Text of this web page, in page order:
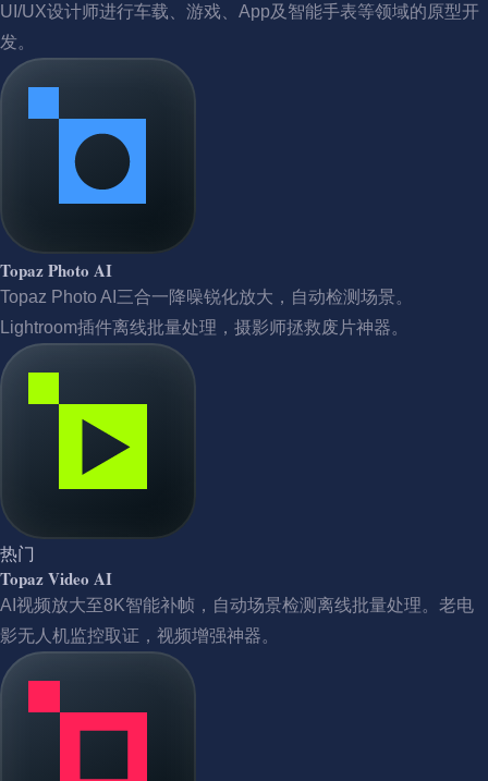
UI/UX设计师进行车载、游戏、App及智能手表等领域的原型开
发。
Topaz Photo AI
Topaz Photo AI三合一降噪锐化放大，自动检测场景。
Lightroom插件离线批量处理，摄影师拯救废片神器。
热门
Topaz Video AI
AI视频放大至8K智能补帧，自动场景检测离线批量处理。老电
影无人机监控取证，视频增强神器。